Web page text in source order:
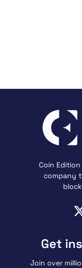
Coin
company
Get
Join over